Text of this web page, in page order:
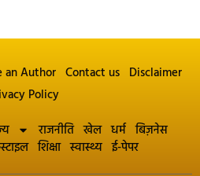
an Author Contact us Disclaimer
Policy
राजनीति खेल धर्म बिज़नेस
शिक्षा स्वास्थ्य ई-पेपर